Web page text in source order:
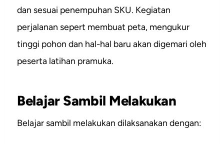
dan sesuai penempuhan SKU. Kegiatan
perjalanan sepert membuat peta, mengukur
tinggi pohon dan hal-hal baru akan digemari oleh
peserta latihan pramuka.
Belajar Sambil Melakukan
Belajar sambil melakukan dilaksanakan dengan: